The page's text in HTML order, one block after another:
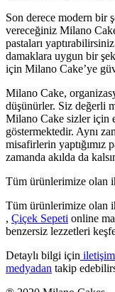
Son derece modern bir
vereceğiniz Milano
pastaları
damaklara uygun bir
için Milano Cake’ye
Milano Cake,
düşünürler. Siz değerli
Milano Cake sizler için
göstermektedir. Aynı
misafirlerin yaptığımız
zamanda akılda da
Tüm ürünlerimize olan
Tüm ürünlerimize olan
, Çiçek Sepeti online
benzersiz lezzetleri
Detaylı bilgi için iletişim
medyadan takip